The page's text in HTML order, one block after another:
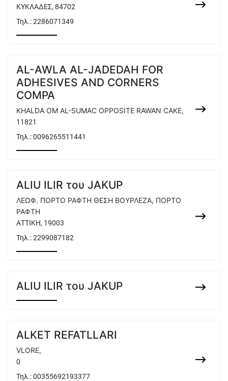
ΚΥΚΛΑΔΕΣ, 84702
Τηλ.:2286071349
AL-AWLA AL-JADEDAH FOR
ADHESIVES AND CORNERS
COMPA
KHALDA OM AL-SUMAC OPPOSITE RAWAN CAKE,
11821
Τηλ.:0096265511441
ALIU ILIR του JAKUP
ΛΕΩΦ. ΠΟΡΤΟ ΡΑΦΤΗ ΘΕΣΗ ΒΟΥΡΛΕΖΑ, ΠΟΡΤΟ
ΡΑΦΤΗ
ΑΤΤΙΚΗ, 19003
Τηλ.:2299087182
ALIU ILIR του JAKUP
ALKET REFATLLARI
VLORE,
0
Τηλ.:00355692193377